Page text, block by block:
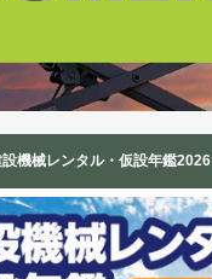
機械レンタル・仮設年鑑2026